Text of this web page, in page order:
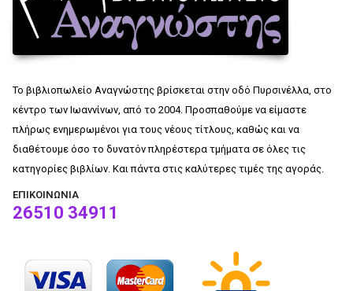
Το βιβλιοπωλείο Αναγνώστης βρίσκεται στην οδό Πυρσινέλλα, στο
κέντρο των Ιωαννίνων, από το 2004. Προσπαθούμε να είμαστε
πλήρως ενημερωμένοι για τους νέους τίτλους, καθώς και να
διαθέτουμε όσο το δυνατόν πληρέστερα τμήματα σε όλες τις
κατηγορίες βιβλίων. Και πάντα στις καλύτερες τιμές της αγοράς.
ΕΠΙΚΟΙΝΩΝΊΑ
26510 34911